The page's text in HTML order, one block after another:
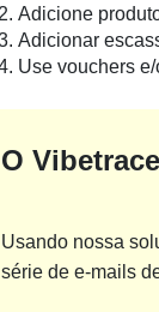
Adicione
Adicionar
Use vouchers
O
Usando nossa
série de e-mails